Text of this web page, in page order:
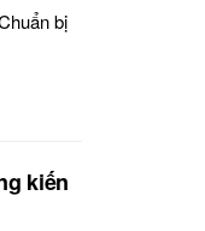
bị
kiến